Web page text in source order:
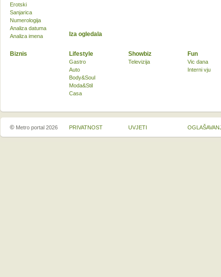
Biznis Lifestyle
Gastro
Auto
Body&Soul
Moda&Stil
Casa
Showbiz
Televizija
Fun
Vic dana
Interni vju
Erotski
Sanjarica
Numerologija
Analiza datuma
Analiza imena
Iza ogledala
© Metro portal 2026 PRIVATNOST UVJETI